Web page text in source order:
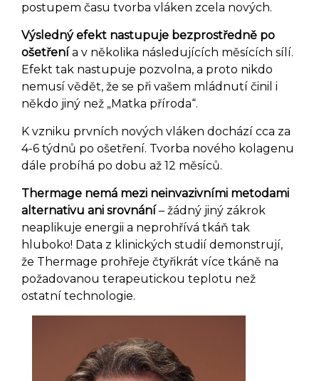
postupem času tvorba vláken zcela nových.
Výsledný efekt nastupuje bezprostředně po
ošetření a v několika následujících měsících sílí.
Efekt tak nastupuje pozvolna, a proto nikdo
nemusí vědět, že se při vašem mládnutí činil i
někdo jiný než „Matka příroda“.
K vzniku prvních nových vláken dochází cca za
4-6 týdnů po ošetření. Tvorba nového kolagenu
dále probíhá po dobu až 12 měsíců.
Thermage nemá mezi neinvazivními metodami
alternativu ani srovnání – žádný jiný zákrok
neaplikuje energii a neprohřívá tkáň tak
hluboko! Data z klinických studií demonstrují,
že Thermage prohřeje čtyřikrát více tkáně na
požadovanou terapeutickou teplotu než
ostatní technologie.